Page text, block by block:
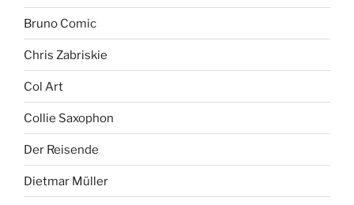
Bruno Comic
Chris Zabriskie
Col Art
Collie Saxophon
Der Reisende
Dietmar Müller